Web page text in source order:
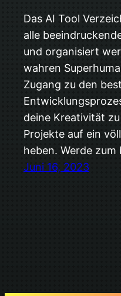
Das AI Tool
alle
und organisiert
wahren
Zugang zu den
deine Kreativität
Projekte auf ein
heben. Werde
Juni 16, 2023